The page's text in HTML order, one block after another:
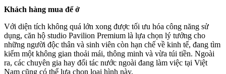
Khách hàng mua để ở
Với diện tích không quá lớn xong được tối ưu hóa công năng sử
dụng, căn hộ studio Pavilion Premium là lựa chọn lý tưởng cho
những người độc thân và sinh viên còn hạn chế về kinh tế, đang tìm
kiếm một không gian thoải mái, thông minh và vừa túi tiền. Ngoài
ra, các chuyên gia hay đối tác nước ngoài đang làm việc tại Việt
Nam cũng có thể lựa chọn loại hình này.